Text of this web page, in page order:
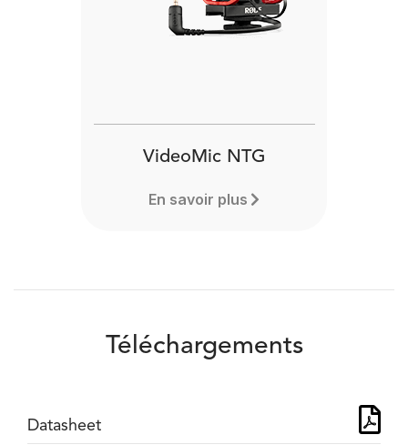
VideoMic NTG
En savoir plus
Téléchargements
Datasheet